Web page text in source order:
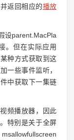
返回相应的播放
设parent.MacPla
。但在实际应用
种方式获取到这
一些事件监听，
中获取下一集链
频播放器，因此
特别是关于全屏